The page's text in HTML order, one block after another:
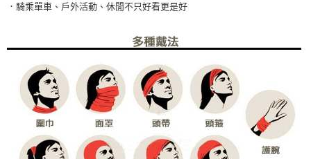
權轉讓予恩沛科技股份有限公司。
３．未成年的使用者請事先徵得法定代理人或監護人之同意方可使用
任。
４．使用「AFTEE先享後付」時，將依據個別帳號之用戶狀況，依本公司即
時審查核予不同之上限額度；若仍有額度不足之情形，本公司將視審查結果
請求用戶進行身份認證。
５．嚴禁一人註冊多個帳號或使用他人資訊註冊。若發現惡意使用之情形，
恩沛科技股份有限公司將有權停止該用戶之使用額度並採取法律行動。
．騎乘單車、戶外活動、休閒不只好看更是好